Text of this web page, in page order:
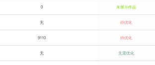
0 未展示作品
无 待优化
9110 待优化
无 无需优化